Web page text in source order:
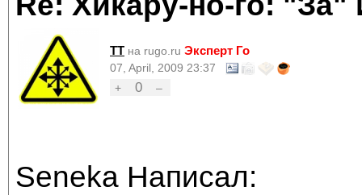
TT на rugo.ru Эксперт Го
07, April, 2009 23:37
+
0 –
Seneka Написал: